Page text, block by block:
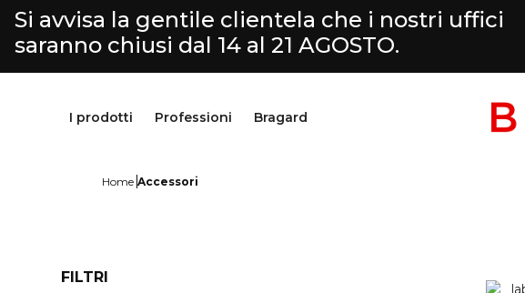
Si avvisa la gentile clientela che i nostri uffici
saranno chiusi dal 14 al 21 AGOSTO.
I prodotti Professioni Bragard
Home Accessori
FILTRI